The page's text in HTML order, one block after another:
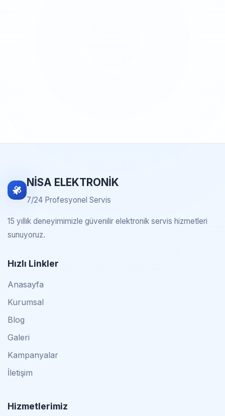
NİSA ELEKTRONİK
7/24 Profesyonel Servis
15 yıllık deneyimimizle güvenilir elektronik servis hizmetleri
sunuyoruz.
Hızlı Linkler
Anasayfa
Kurumsal
Blog
Galeri
Kampanyalar
İletişim
Hizmetlerimiz